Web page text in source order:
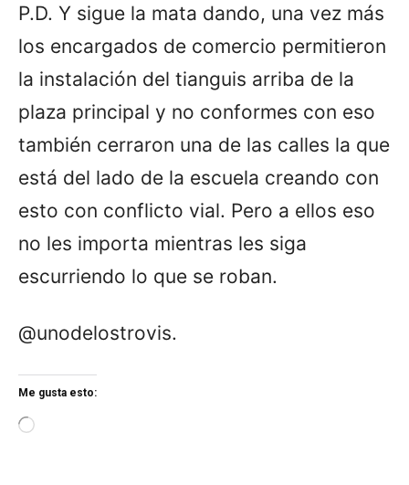
P.D. Y sigue la mata dando, una vez más
los encargados de comercio permitieron
la instalación del tianguis arriba de la
plaza principal y no conformes con eso
también cerraron una de las calles la que
está del lado de la escuela creando con
esto con conflicto vial. Pero a ellos eso
no les importa mientras les siga
escurriendo lo que se roban.
@unodelostrovis.
Me gusta esto: